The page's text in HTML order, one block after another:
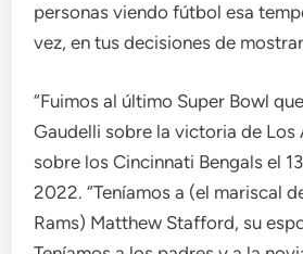
personas viendo fútbol esa
vez, en tus decisiones de
“Fuimos al último Super Bowl
Gaudelli sobre la victoria de Los
sobre los Cincinnati Bengals el
2022. “Teníamos a (el mariscal
Rams) Matthew Stafford, su